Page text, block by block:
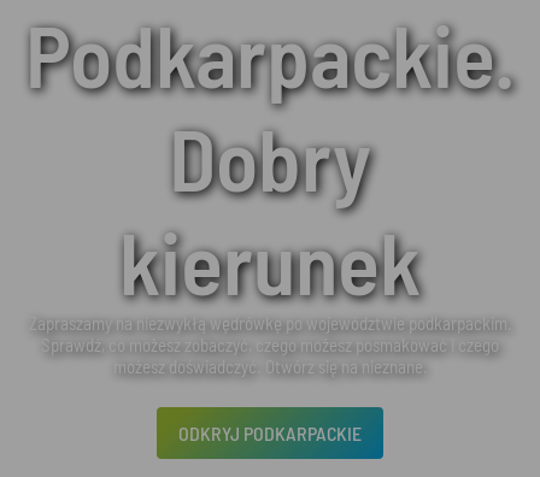
Podkarpackie.
Dobry
kierunek
Zapraszamy na niezwykłą wędrówkę po województwie podkarpackim.
Sprawdź, co możesz zobaczyć, czego możesz posmakować i czego
możesz doświadczyć. Otwórz się na nieznane.
ODKRYJ PODKARPACKIE